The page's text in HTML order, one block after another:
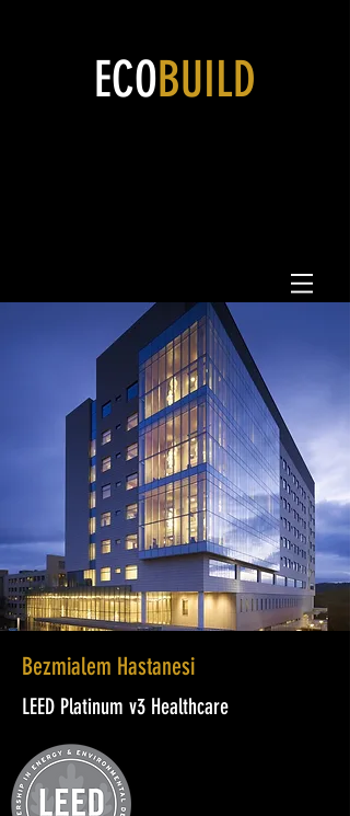
ECOBUILD
Bezmialem Hastanesi
LEED Platinum v3 Healthcare